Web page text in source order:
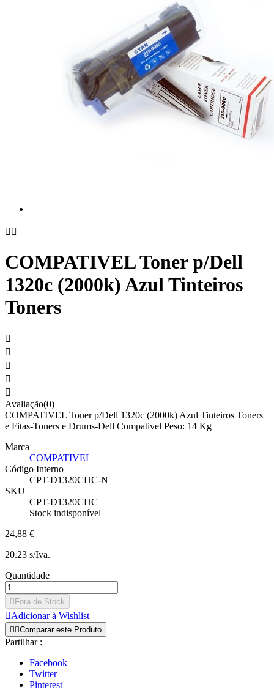
 
COMPATIVEL Toner p/Dell
1320c (2000k) Azul Tinteiros
Toners





Avaliação(0)
COMPATIVEL Toner p/Dell 1320c (2000k) Azul Tinteiros Toners
e Fitas-Toners e Drums-Dell Compativel Peso: 14 Kg
Marca
COMPATIVEL
Código Interno
CPT-D1320CHC-N
SKU
CPT-D1320CHC
Stock indisponível
24,88 €
20.23 s/Iva.
Quantidade
 Fora de Stock
Adicionar à Wishlist
 Comparar este Produto
Partilhar :
Facebook
Twitter
Pinterest